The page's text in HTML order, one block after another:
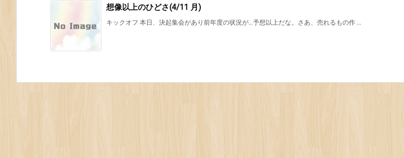
想像以上のひどさ(4/11 月)
キックオフ 本日、決起集会があり前年度の状況が…予想以上だな。さあ、売れるもの作 ...